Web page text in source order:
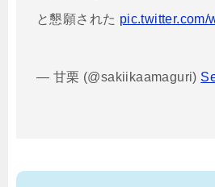
と懇願された pic.twitter.com/
— 甘栗 (@sakiikaamaguri)